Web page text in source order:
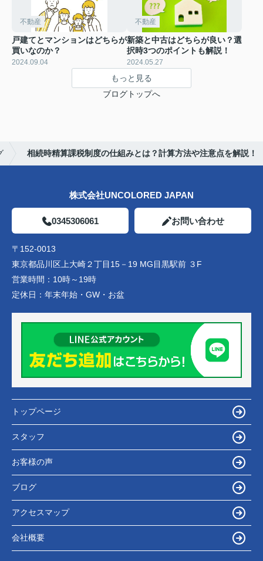
不動産
戸建てとマンションはどちらが
買いなのか？
2024.09.04
不動産
新築と中古はどちらが良い？選
択時3つのポイントも解説！
2024.05.27
もっと見る
ブログトップへ
相続時精算課税制度の仕組みとは？計算方法や注意点を解説！
株式会社UNCOLORED JAPAN
0345306061 お問い合わせ
〒152-0013
東京都品川区上大崎２丁目15－19 MG目黒駅前 ３F
営業時間： 10時～19時
定休日： 年末年始・GW・お盆
トップページ
スタッフ
お客様の声
ブログ
アクセスマップ
会社概要